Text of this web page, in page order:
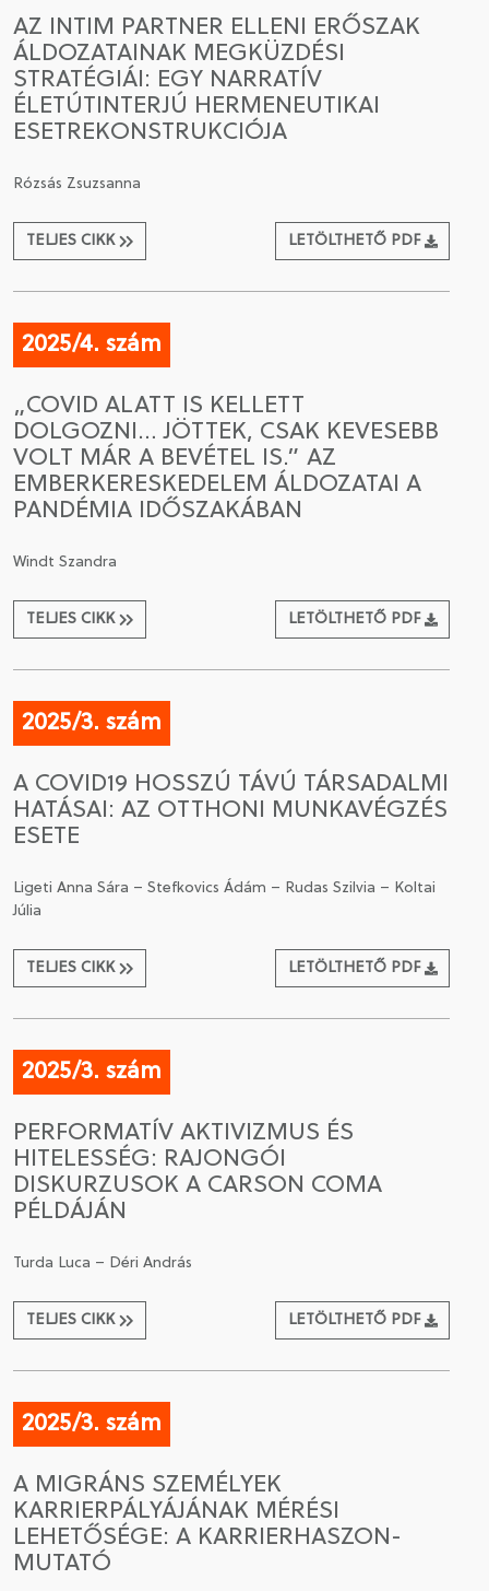
AZ INTIM PARTNER ELLENI ERŐSZAK
ÁLDOZATAINAK MEGKÜZDÉSI
STRATÉGIÁI: EGY NARRATÍV
ÉLETÚTINTERJÚ HERMENEUTIKAI
ESETREKONSTRUKCIÓJA
Rózsás Zsuzsanna
TELJES CIKK LETÖLTHETŐ PDF
2025/4. szám
„COVID ALATT IS KELLETT
DOLGOZNI… JÖTTEK, CSAK KEVESEBB
VOLT MÁR A BEVÉTEL IS.” AZ
EMBERKERESKEDELEM ÁLDOZATAI A
PANDÉMIA IDŐSZAKÁBAN
Windt Szandra
TELJES CIKK LETÖLTHETŐ PDF
2025/3. szám
A COVID19 HOSSZÚ TÁVÚ TÁRSADALMI
HATÁSAI: AZ OTTHONI MUNKAVÉGZÉS
ESETE
Ligeti Anna Sára – Stefkovics Ádám – Rudas Szilvia – Koltai
Júlia
TELJES CIKK LETÖLTHETŐ PDF
2025/3. szám
PERFORMATÍV AKTIVIZMUS ÉS
HITELESSÉG: RAJONGÓI
DISKURZUSOK A CARSON COMA
PÉLDÁJÁN
Turda Luca – Déri András
TELJES CIKK LETÖLTHETŐ PDF
2025/3. szám
A MIGRÁNS SZEMÉLYEK
KARRIERPÁLYÁJÁNAK MÉRÉSI
LEHETŐSÉGE: A KARRIERHASZON-
MUTATÓ